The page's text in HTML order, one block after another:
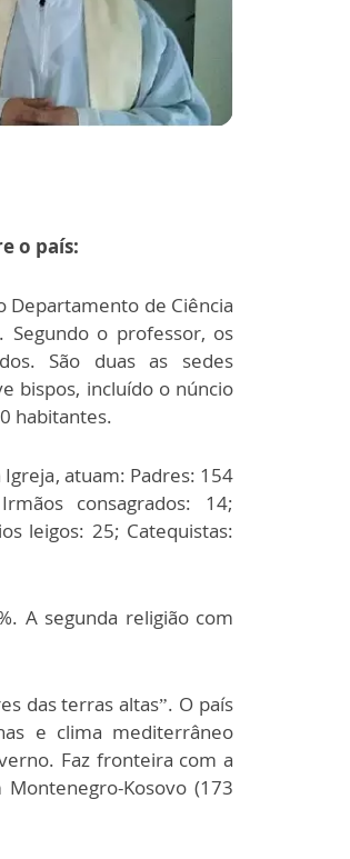
o país:
Departamento de Ciência
Segundo o professor, os
São duas as sedes
bispos, incluído o núncio
habitantes.
atuam: Padres: 154
consagrados: 14;
leigos: 25; Catequistas:
A segunda religião com
das terras altas”. O país
e clima mediterrâneo
Faz fronteira com a
Kosovo (173